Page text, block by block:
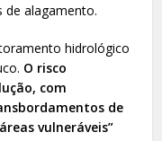
de alagamento.
hidrológico
O risco
com
de
vulneráveis”